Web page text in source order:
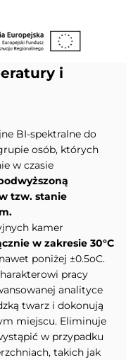
i
BI-spektralne do
osób, których
w czasie
tzw. stanie
kamer
w zakresie 30°C
poniżej ±0.5oC.
pracy
analityce
twarz i dokonują
miejscu. Eliminuje
w przypadku
takich jak